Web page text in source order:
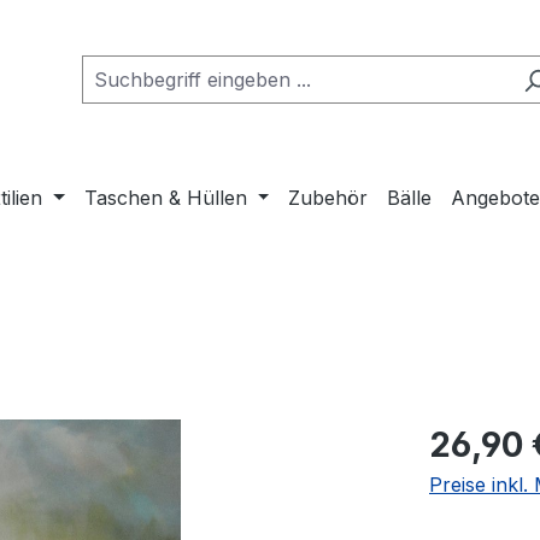
Taschen & Hüllen Zubehör Bälle Angebote
Regulärer
26,90
Preise inkl.